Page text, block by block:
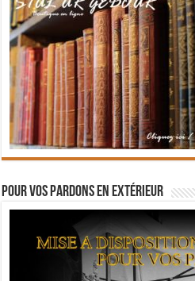
Pour vos pardons en extérieur